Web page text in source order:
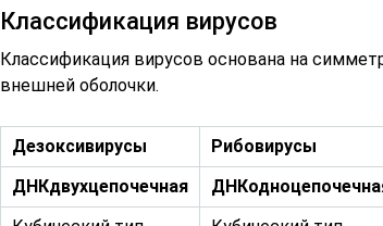
Классификация вирусов
Классификация вирусов основана на
внешней оболочки.
Дезоксивирусы
Рибовирусы
ДНКдвухцепочечная ДНК